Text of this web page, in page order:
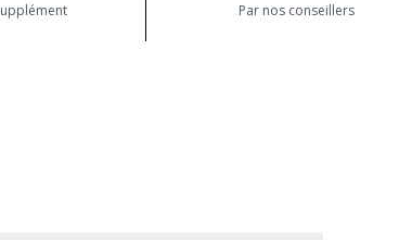
Par nos conseillers